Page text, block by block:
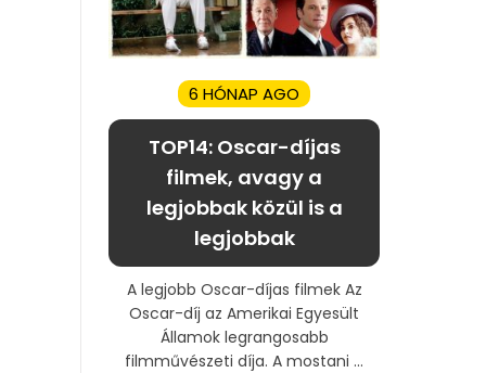
6 HÓNAP AGO
TOP14: Oscar-díjas
filmek, avagy a
legjobbak közül is a
legjobbak
A legjobb Oscar-díjas filmek Az
Oscar-díj az Amerikai Egyesült
Államok legrangosabb
filmművészeti díja. A mostani ...